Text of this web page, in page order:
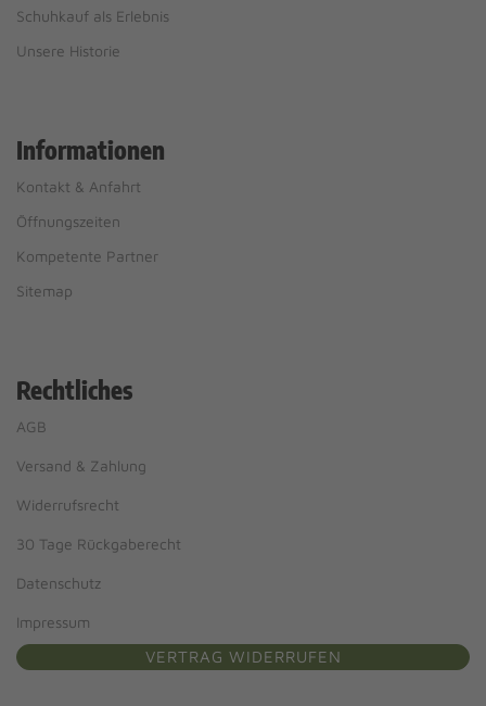
Schuhkauf als Erlebnis
Unsere Historie
Informationen
Kontakt & Anfahrt
Öffnungszeiten
Kompetente Partner
Sitemap
Rechtliches
AGB
Versand & Zahlung
Widerrufsrecht
30 Tage Rückgaberecht
Datenschutz
Impressum
VERTRAG WIDERRUFEN